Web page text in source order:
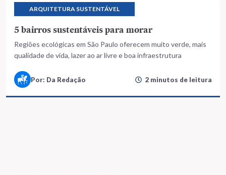
ARQUITETURA SUSTENTÁVEL
5 bairros sustentáveis para morar
Regiões ecológicas em São Paulo oferecem muito verde, mais
qualidade de vida, lazer ao ar livre e boa infraestrutura
Por: Da Redação 2 minutos de leitura